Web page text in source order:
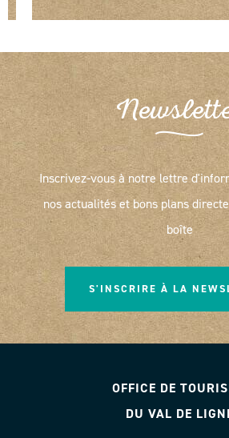
Inscrivez-vous à notre lettre
nos actualités et bons plans
boîte
S'INSCRIRE À LA
OFFICE DE
DU VAL DE